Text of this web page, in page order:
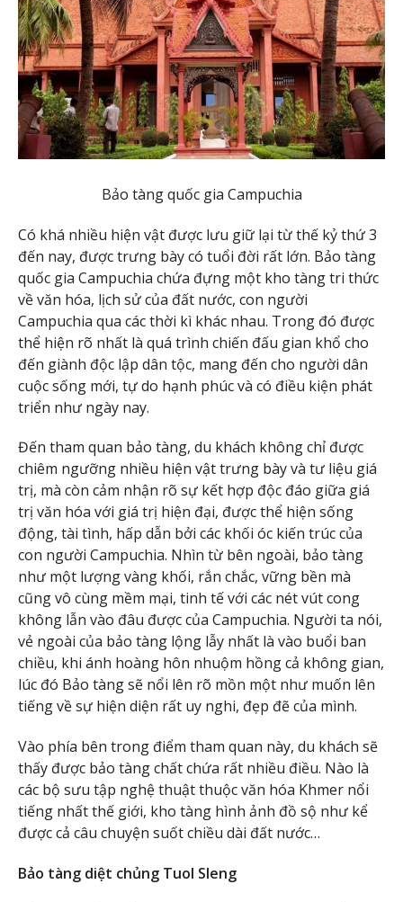
Bảo tàng quốc gia Campuchia
Có khá nhiều hiện vật được lưu giữ lại từ thế kỷ thứ 3
đến nay, được trưng bày có tuổi đời rất lớn. Bảo tàng
quốc gia Campuchia chứa đựng một kho tàng tri thức
về văn hóa, lịch sử của đất nước, con người
Campuchia qua các thời kì khác nhau. Trong đó được
thể hiện rõ nhất là quá trình chiến đấu gian khổ cho
đến giành độc lập dân tộc, mang đến cho người dân
cuộc sống mới, tự do hạnh phúc và có điều kiện phát
triển như ngày nay.
Đến tham quan bảo tàng, du khách không chỉ được
chiêm ngưỡng nhiều hiện vật trưng bày và tư liệu giá
trị, mà còn cảm nhận rõ sự kết hợp độc đáo giữa giá
trị văn hóa với giá trị hiện đại, được thể hiện sống
động, tài tình, hấp dẫn bởi các khối óc kiến trúc của
con người Campuchia. Nhìn từ bên ngoài, bảo tàng
như một lượng vàng khối, rắn chắc, vững bền mà
cũng vô cùng mềm mại, tinh tế với các nét vút cong
không lẫn vào đâu được của Campuchia. Người ta nói,
vẻ ngoài của bảo tàng lộng lẫy nhất là vào buổi ban
chiều, khi ánh hoàng hôn nhuộm hồng cả không gian,
lúc đó Bảo tàng sẽ nổi lên rõ mồn một như muốn lên
tiếng về sự hiện diện rất uy nghi, đẹp đẽ của mình.
Vào phía bên trong điểm tham quan này, du khách sẽ
thấy được bảo tàng chất chứa rất nhiều điều. Nào là
các bộ sưu tập nghệ thuật thuộc văn hóa Khmer nổi
tiếng nhất thế giới, kho tàng hình ảnh đồ sộ như kể
được cả câu chuyện suốt chiều dài đất nước…
Bảo tàng diệt chủng Tuol Sleng